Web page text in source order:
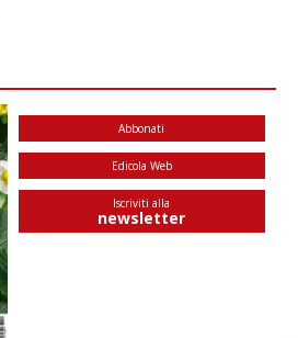
Abbonati
Edicola Web
Iscriviti alla
newsletter